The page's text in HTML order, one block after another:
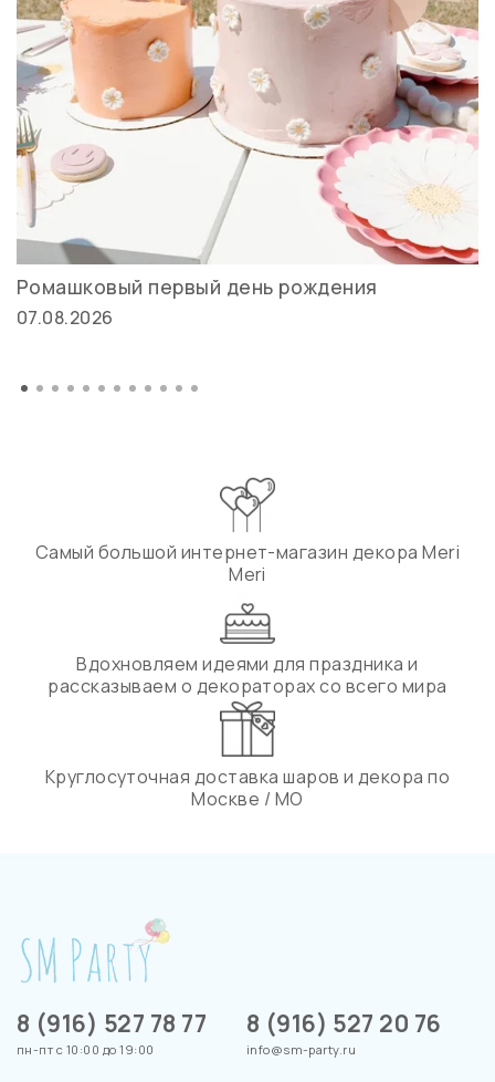
Ромашковый первый день рождения
07.08.2026
Самый большой интернет-магазин декора Meri
Meri
Вдохновляем идеями для праздника и
рассказываем о декораторах со всего мира
Круглосуточная доставка шаров и декора по
Москве / МО
8 (916) 527 78 77
пн-пт с 10:00 до 19:00
8 (916) 527 20 76
info@sm-party.ru